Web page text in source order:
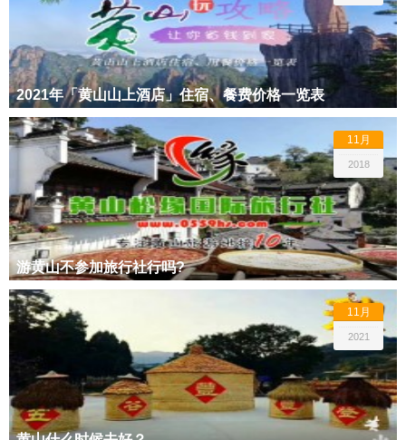
2021年「黄山山上酒店」住宿、餐费价格一览表
游黄山不参加旅行社行吗?
11月
2018
11月
2021